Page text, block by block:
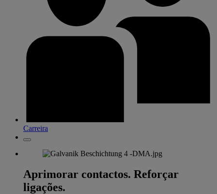
Carreira
Aprimorar contactos. Reforçar
ligações.